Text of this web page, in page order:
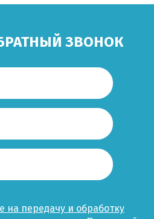
ЗВОНОК
на передачу и обработку